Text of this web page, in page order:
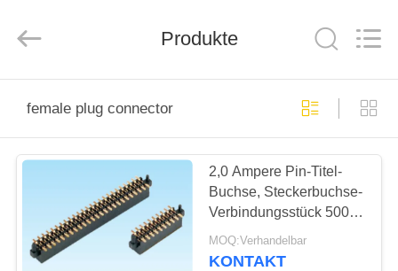
PRODUKTE
UNS
Rights
Reserved.
Produkte
female plug connector
2,0 Ampere Pin-Titel-
Buchse, Steckerbuchse-
Verbindungsstück 500V
Wechselstrom
dielektrisches
MOQ:Verhandelbar
KONTAKT